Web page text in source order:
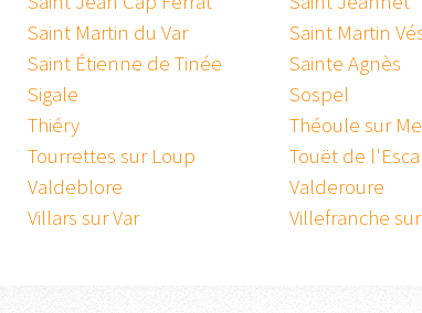
Saint Martin du Var Saint Martin
Saint Étienne de Tinée Sainte Agnès
Sigale Sospel
Thiéry Théoule sur
Tourrettes sur Loup Touët de
Valdeblore Valderoure
Villars sur Var Villefranche